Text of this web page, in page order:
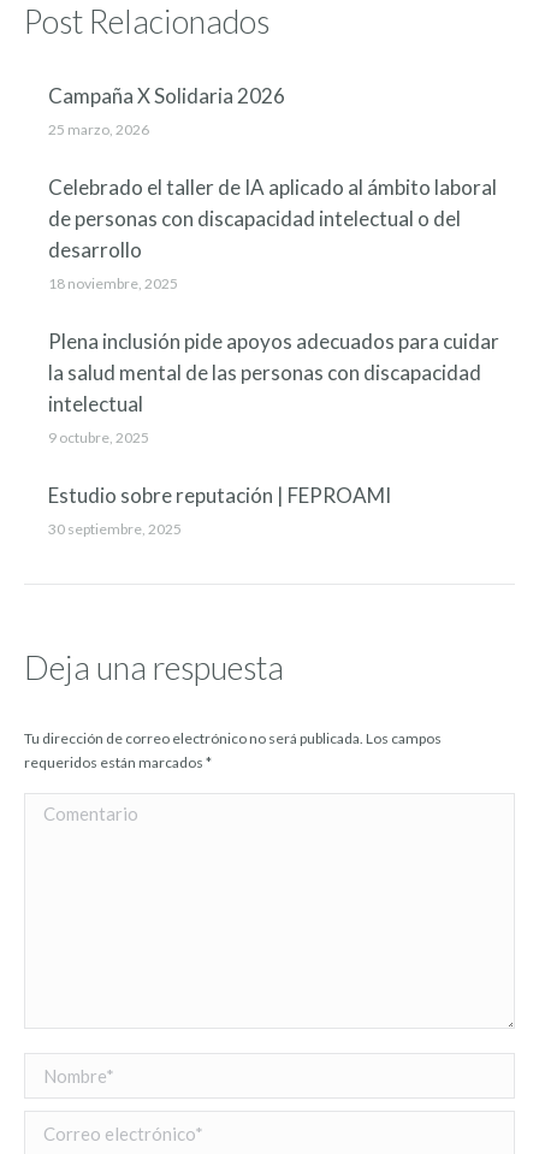
Post Relacionados
Campaña X Solidaria 2026
25 marzo, 2026
Celebrado el taller de IA aplicado al ámbito laboral
de personas con discapacidad intelectual o del
desarrollo
18 noviembre, 2025
Plena inclusión pide apoyos adecuados para cuidar
la salud mental de las personas con discapacidad
intelectual
9 octubre, 2025
Estudio sobre reputación | FEPROAMI
30 septiembre, 2025
Deja una respuesta
Tu dirección de correo electrónico no será publicada. Los campos
requeridos están marcados *
Comentario
Nombre *
Correo electrónico *